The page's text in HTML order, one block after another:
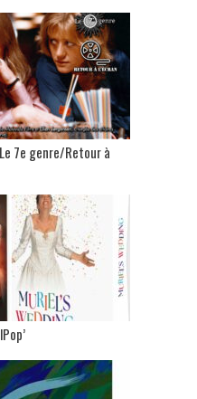
7e genre/Retour à